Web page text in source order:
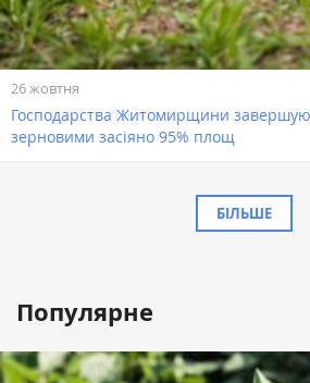
26 жовтня
Господарства Житомирщини
зерновими засіяно 95% площ
БІЛЬШЕ
Популярне